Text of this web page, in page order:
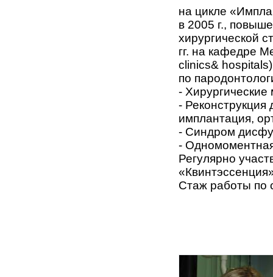
на цикле
в 2005 г.,
хирургической
гг. на кафедре
clinics&
по
- Хирургические
-
имплантация,
- Синдром
-
Регулярно
Стаж работы по